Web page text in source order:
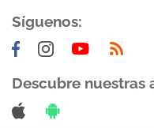
Síguenos:
Descubre nuestras